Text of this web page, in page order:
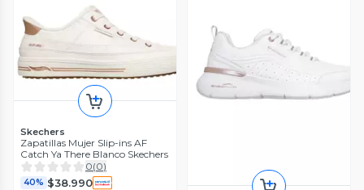
Skechers
Zapatillas Mujer Slip-ins AF
Catch Ya There Blanco Skechers
0(0)
40% $38.990